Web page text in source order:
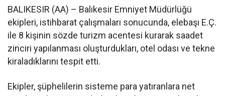
BALIKESIR (AA) – Balıkesir Emniyet Müdürlüğü
ekipleri, istihbarat çalışmaları sonucunda, elebaşı E.Ç.
ile 8 kişinin sözde turizm acentesi kurarak saadet
zinciri yapılanması oluşturdukları, otel odası ve tekne
kiraladıklarını tespit etti.
Ekipler, şüphelilerin sisteme para yatıranlara net